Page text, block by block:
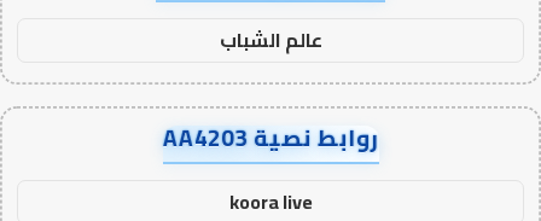
عالم الشباب
روابط نصية AA4203
koora live